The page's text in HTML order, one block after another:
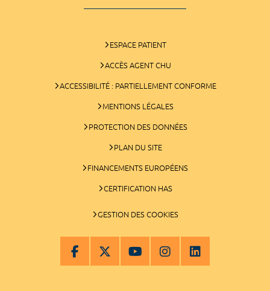
ESPACE PATIENT
ACCÈS AGENT CHU
ACCESSIBILITÉ : PARTIELLEMENT CONFORME
MENTIONS LÉGALES
PROTECTION DES DONNÉES
PLAN DU SITE
FINANCEMENTS EUROPÉENS
CERTIFICATION HAS
GESTION DES COOKIES